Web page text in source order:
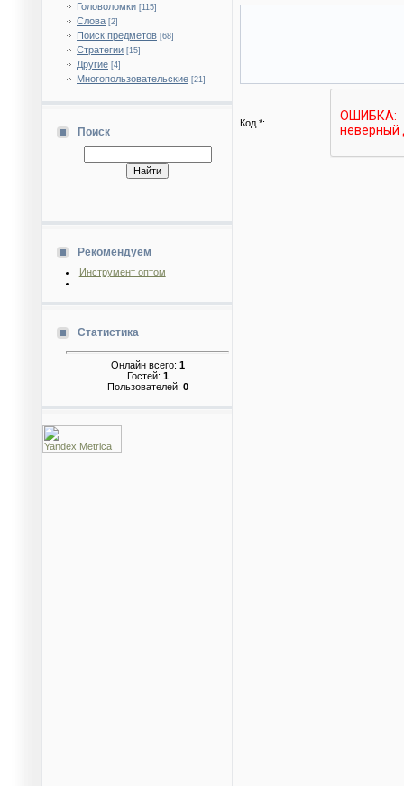
Головоломки [115]
Слова [2]
Поиск предметов [68]
Стратегии [15]
Другие [4]
Многопользовательские [21]
Поиск
Рекомендуем
Инструмент оптом
Статистика
Онлайн всего: 1
Гостей: 1
Пользователей: 0
Код *: